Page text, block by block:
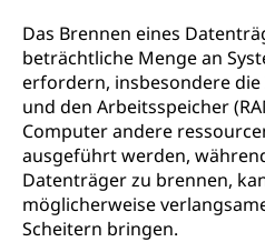
Das Brennen eines
beträchtliche Menge an
erfordern, insbesondere die
und den Arbeitsspeicher
Computer andere
ausgeführt werden,
Datenträger zu brennen,
möglicherweise
Scheitern bringen.